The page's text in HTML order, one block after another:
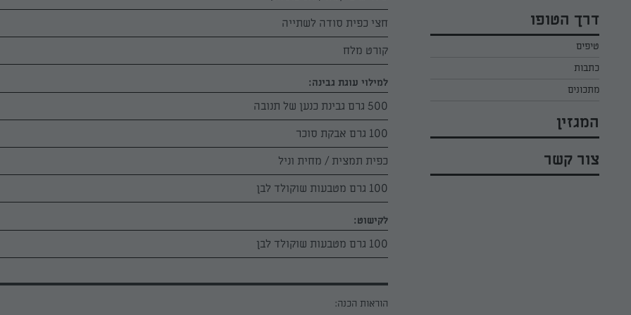
סלטים לפסח
עוגיות לפסח
קארין בנולול
מירי כהן
רובי מיכאל
דרך הטופו
טיפים
כתבות
מתכונים
המגזין
צור קשר
חצי כפית סודה לשתייה
קורט מלח
למילוי עוגת גבינה:
500 גרם גבינת כנען של תנובה
100 גרם אבקת סוכר
כפית תמצית / מחית וניל
100 גרם מטבעות שוקולד לבן
לקישוט:
100 גרם מטבעות שוקולד לבן
הוראות הכנה: